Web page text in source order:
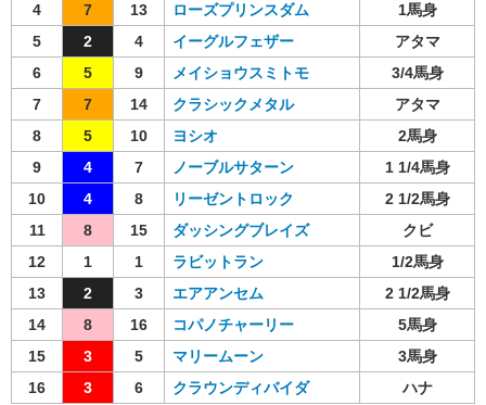
4
7 13 ローズプリンスダム
1馬身
5
2 4 イーグルフェザー
アタマ
6
5 9 メイショウスミトモ
3/4馬身
7
7 14 クラシックメタル
アタマ
8
5 10 ヨシオ
2馬身
9
4 7 ノーブルサターン
1 1/4馬身
10
4 8 リーゼントロック
2 1/2馬身
11
8 15 ダッシングブレイズ
クビ
12
1 1 ラビットラン
1/2馬身
13
2 3 エアアンセム
2 1/2馬身
14
8 16 コパノチャーリー
5馬身
15
3 5 マリームーン
3馬身
16
3 6 クラウンディバイダ ハナ